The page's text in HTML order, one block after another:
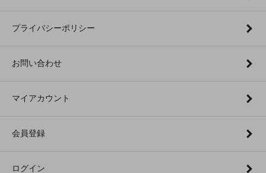
プライバシーポリシー
お問い合わせ
マイアカウント
会員登録
ログイン